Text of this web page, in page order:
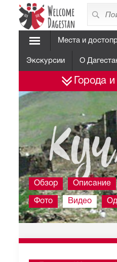
Места и
Экскурсии О
Города
Обзор Описание
Фото Видео